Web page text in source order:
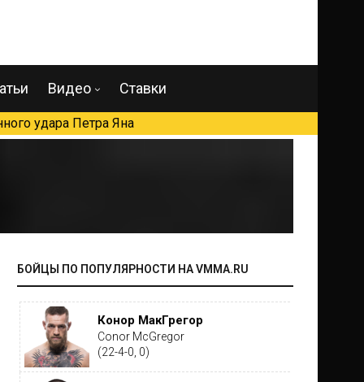
Видео Ставки
удара Петра Яна
БОЙЦЫ ПО ПОПУЛЯРНОСТИ НА VMMA.RU
Конор МакГрегор
Conor McGregor
(22-4-0, 0)